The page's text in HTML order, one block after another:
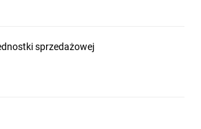
sprzedażowej